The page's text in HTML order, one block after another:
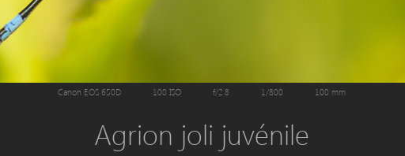
Canon EOS 650D 100 ISO f/2.8 1/800 100 mm
Agrion joli juvénile